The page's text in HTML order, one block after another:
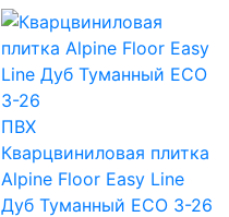
ПВХ
Кварцвиниловая плитка
Alpine Floor Easy Line
Дуб Туманный ECO 3-26